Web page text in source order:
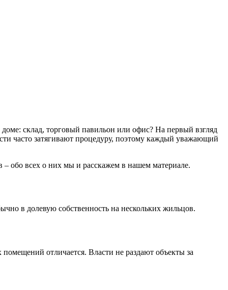
склад, торговый павильон или офис? На первый взгляд
часто затягивают процедуру, поэтому каждый уважающий
– обо всех о них мы и расскажем в нашем материале.
в долевую собственность на нескольких жильцов.
отличается. Власти не раздают объекты за